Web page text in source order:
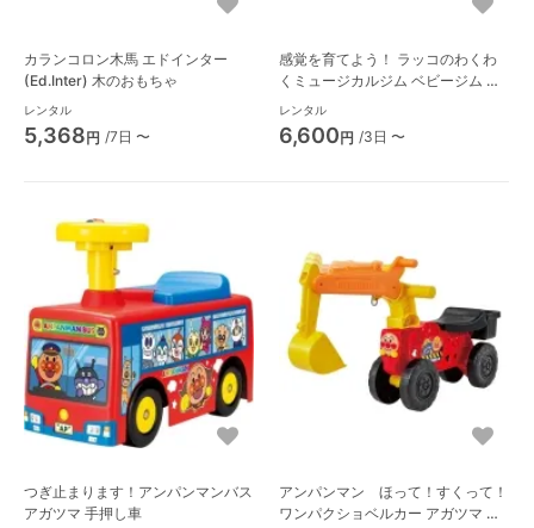
カランコロン木馬 エドインター
(Ed.Inter) 木のおもちゃ
レンタル
5,368円 /7日 〜
感覚を育てよう！ ラッコのわくわ
くミュージカルジム ベビージム フ
ィッシャープライス(Fisher Price)
レンタル
6,600円 /3日 〜
つぎ止まります！アンパンマンバス
アガツマ 手押し車
アンパンマン ほって！すくって！
ワンパクショベルカー アガツマ 手